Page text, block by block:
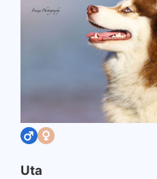
Uta